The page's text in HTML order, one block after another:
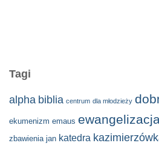
Tagi
alpha biblia centrum dla młodzieży
ekumenizm emaus
zbawienia jan katedra